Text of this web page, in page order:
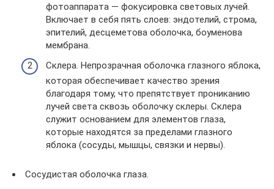
фотоаппарата — фокусировка световых лучей.
Включает в себя пять слоев: эндотелий, строма,
эпителий, десцеметова оболочка, боуменова
мембрана.
Склера. Непрозрачная оболочка глазного яблока,
которая обеспечивает качество зрения
благодаря тому, что препятствует прониканию
лучей света сквозь оболочку склеры. Склера
служит основанием для элементов глаза,
которые находятся за пределами глазного
яблока (сосуды, мышцы, связки и нервы).
Сосудистая оболочка глаза.